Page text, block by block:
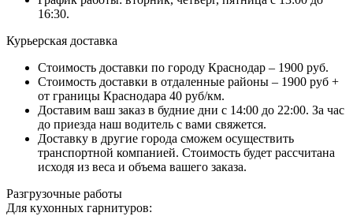
16:30.
Курьерская доставка
Стоимость доставки по городу Краснодар – 1900 руб.
Стоимость доставки в отдаленные районы – 1900 руб +
от границы Краснодара 40 руб/км.
Доставим ваш заказ в будние дни с 14:00 до 22:00. За час
до приезда наш водитель с вами свяжется.
Доставку в другие города сможем осуществить
транспортной компанией. Стоимость будет рассчитана
исходя из веса и объема вашего заказа.
Разгрузочные работы
Для кухонных гарнитуров: